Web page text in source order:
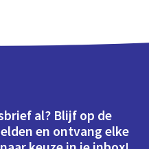
al? Blijf op de
en ontvang elke